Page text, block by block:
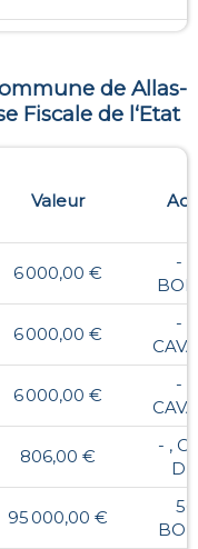
de Allas-
Fiscale de l‘Etat
Valeur
6 000,00 €
- ,
6 000,00 €
- ,
6 000,00 €
- ,
806,00 €
- ,
95 000,00 €